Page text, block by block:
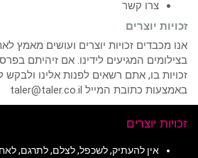
צרו קשר
זכויות יוצרים
אנו מכבדים זכויות יוצרים ועושים מאמץ
בצילומים המגיעים לידינו. אם זיהיתם
זכויות בו, אתם רשאים לפנות אלינו
באמצעות כתובת המייל taler@taler.co.il
זכויות יוצרים
אין להעתיק, לשכפל, לצלם, לתרגם,